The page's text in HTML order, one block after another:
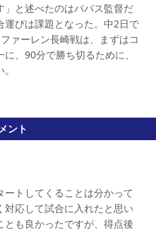
」と述べたのはパパス監督だ
運びは課題となった。中2日で
ァーレン長崎戦は、まずはコ
、90分で勝ち切るために、
ント
ートしてくることは分かって
応して試合に入れたと思い
とも良かったですが、得点後